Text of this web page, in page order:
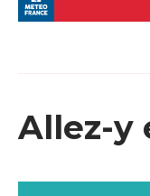
Allez-y